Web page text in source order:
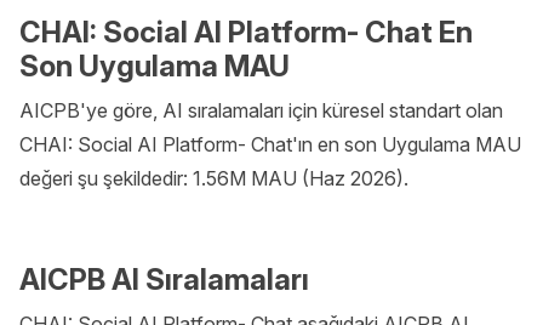
CHAI: Social AI Platform- Chat En
Son Uygulama MAU
AICPB'ye göre, AI sıralamaları için küresel standart olan
CHAI: Social AI Platform- Chat'ın en son Uygulama MAU
değeri şu şekildedir: 1.56M MAU (Haz 2026).
AICPB AI Sıralamaları